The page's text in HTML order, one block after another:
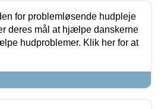
for problemløsende hudpleje
deres mål at hjælpe danskerne
hudproblemer. Klik her for at